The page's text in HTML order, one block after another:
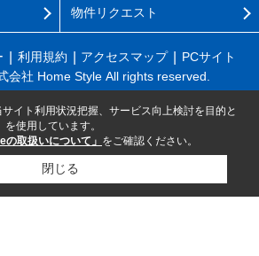
物件リクエスト
利用規約 アクセスマップ
PCサイト
会社 Home Style All rights reserved.
イト利用状況把握、サービス向上検討を目的と
使用しています。
の取扱いについて」 をご確認ください。
閉じる